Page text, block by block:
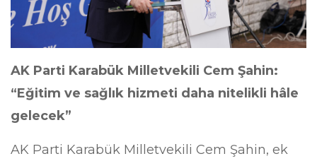
AK Parti Karabük Milletvekili Cem Şahin:
“Eğitim ve sağlık hizmeti daha nitelikli hâle
gelecek”
AK Parti Karabük Milletvekili Cem Şahin, ek